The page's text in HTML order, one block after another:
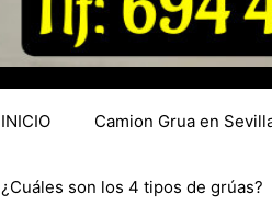
INICIO Camion Grua en
¿Cuáles son los 4 tipos de grúas?